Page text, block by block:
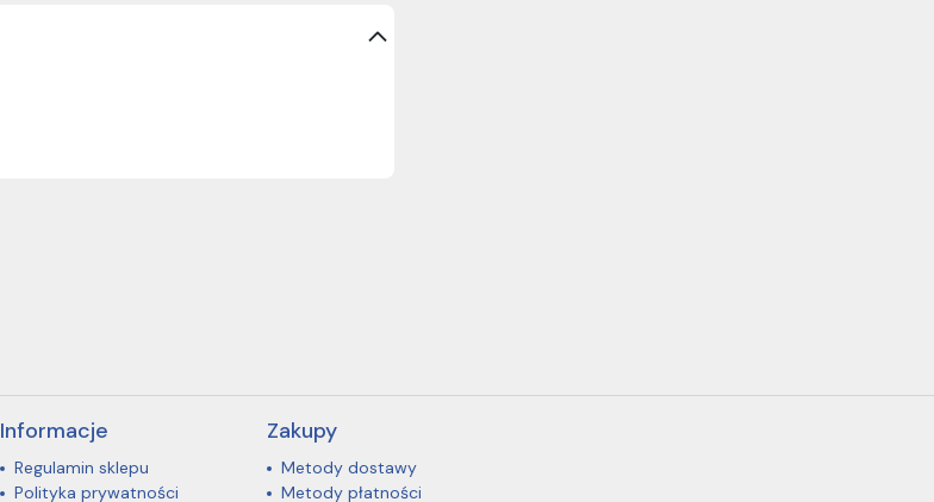
Informacje
Regulamin sklepu
Polityka prywatności
Zakupy
Metody dostawy
Metody płatności